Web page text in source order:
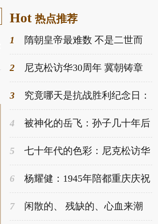
Hot 热点推荐
1
隋朝皇帝最难数 不是二世而
亡 隋朝皇帝是“5+2”
2
尼克松访华30周年 冀朝铸章
含之朱莉倾情回顾
3
究竟哪天是抗战胜利纪念日：
8月15日还是9月3日？
4
被神化的岳飞：孙子几十年后
树碑立传的贡献
5
七十年代的色彩：尼克松访华
中国行全纪录
6
杨耀健：1945年陪都重庆庆祝
抗战胜利纪实
7
闲散的、 残缺的、心血来潮
的历史碎片系列